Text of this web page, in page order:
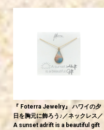
『 Foterra Jewelry』 ハワイの夕
日を胸元に飾ろう♪／ネックレス／
A sunset adrift is a beautiful gift